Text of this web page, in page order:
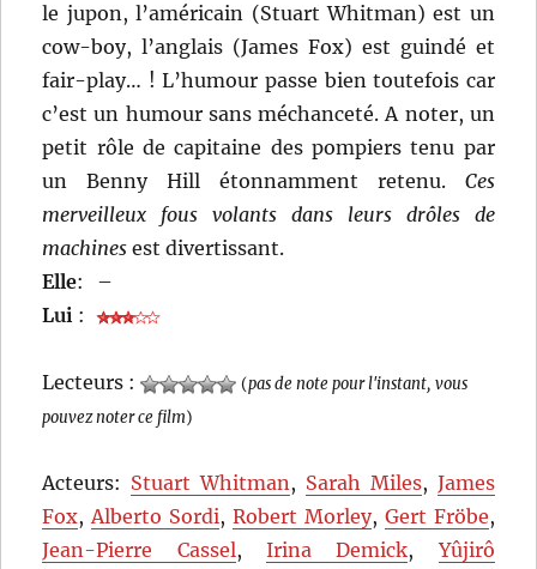
le jupon, l’américain (Stuart Whitman) est un
cow-boy, l’anglais (James Fox) est guindé et
fair-play… ! L’humour passe bien toutefois car
c’est un humour sans méchanceté. A noter, un
petit rôle de capitaine des pompiers tenu par
un Benny Hill étonnamment retenu. Ces
merveilleux fous volants dans leurs drôles de
machines est divertissant.
Elle:
–
Lui :
Lecteurs : (pas de note pour l'instant, vous
pouvez noter ce film)
Acteurs: Stuart Whitman, Sarah Miles, James
Fox,Alberto Sordi,Robert Morley, Gert Fröbe,
Jean-Pierre Cassel,Irina Demick,Yûjirô